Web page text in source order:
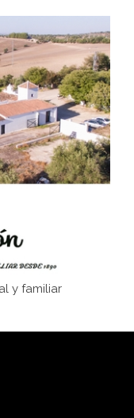
julio 1936
en el campo: del
Los Hurones
y familiar